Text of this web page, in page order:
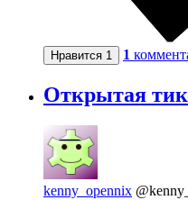
Нравится 1 1
Открытая
kenny_opennix